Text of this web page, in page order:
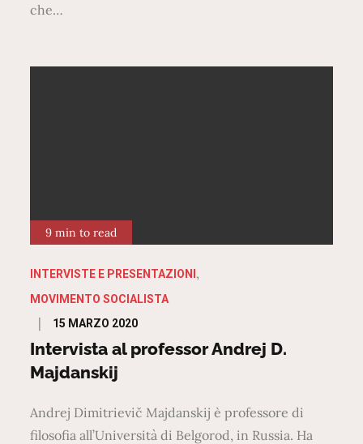
che…
9 min to read
INTERVISTE E PRESENTAZIONI
MOVIMENTO SOCIALISTA
Posted
on
15 MARZO 2020
Intervista al professor Andrej D.
Majdanskij
Andrej Dimitrievič Majdanskij è professore di
filosofia all’Università di Belgorod, in Russia. Ha